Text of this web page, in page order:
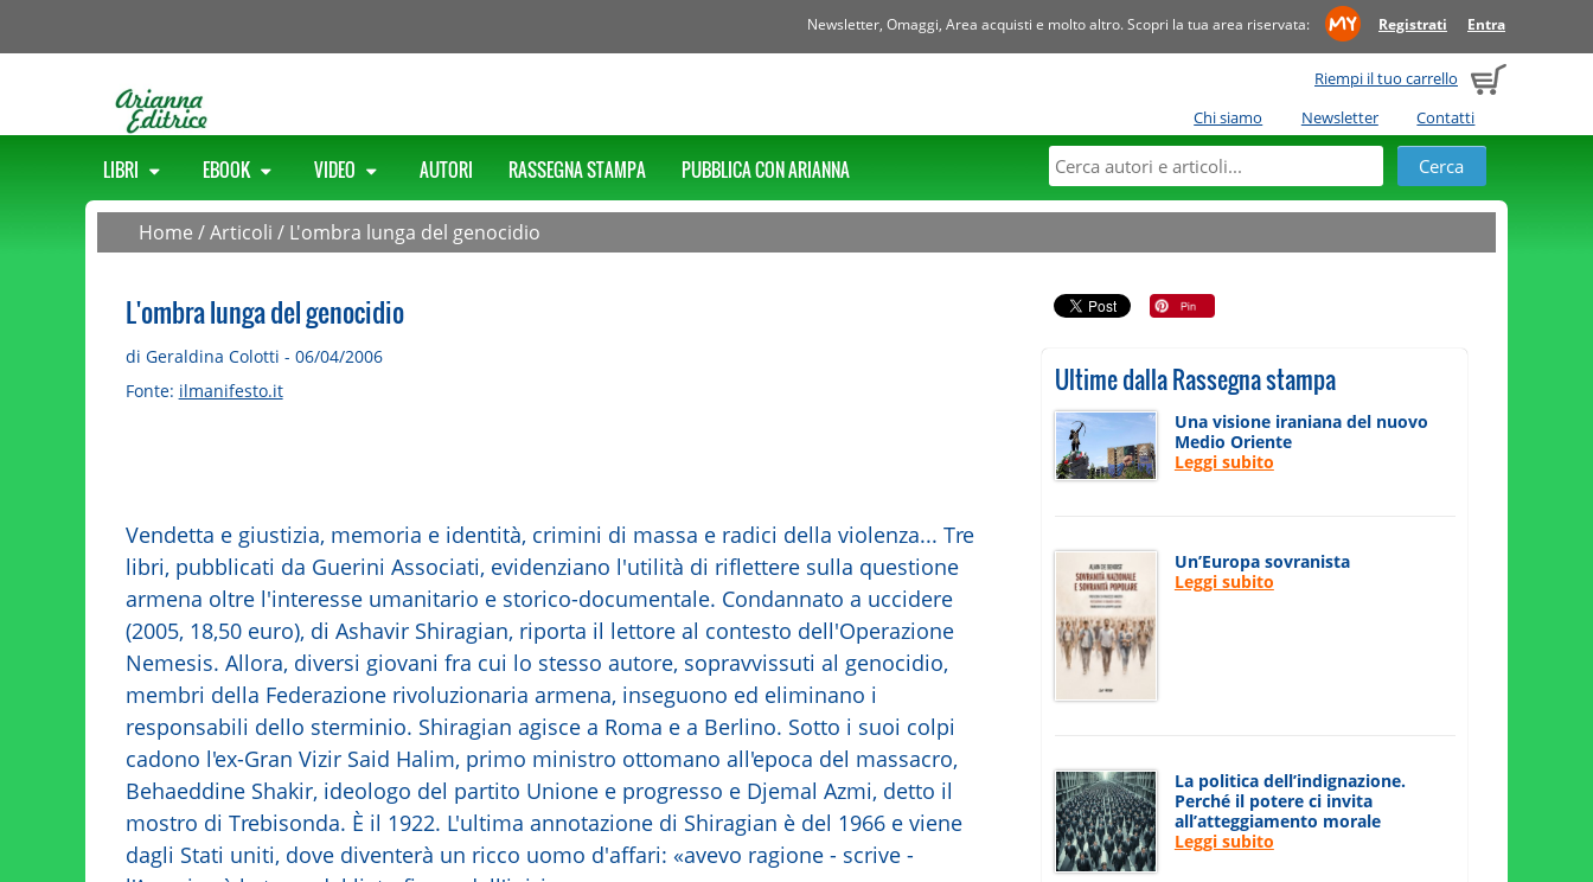
Newsletter, Omaggi, Area acquisti e molto altro. Scopri la tua area riservata: Registrati Entra
Riempi il tuo carrello
Chi siamo
Newsletter Contatti
LIBRI EBOOK VIDEO AUTORI RASSEGNA STAMPA PUBBLICA CON ARIANNA
Home /Articoli / L'ombra lunga del genocidio
L'ombra lunga del genocidio
di Geraldina Colotti - 06/04/2006
Fonte: ilmanifesto.it
Vendetta e giustizia, memoria e identità, crimini di massa e radici della violenza... Tre
libri, pubblicati da Guerini Associati, evidenziano l'utilità di riflettere sulla questione
armena oltre l'interesse umanitario e storico-documentale. Condannato a uccidere
(2005, 18,50 euro), di Ashavir Shiragian, riporta il lettore al contesto dell'Operazione
Nemesis. Allora, diversi giovani fra cui lo stesso autore, sopravvissuti al genocidio,
membri della Federazione rivoluzionaria armena, inseguono ed eliminano i
responsabili dello sterminio. Shiragian agisce a Roma e a Berlino. Sotto i suoi colpi
cadono l'ex-Gran Vizir Said Halim, primo ministro ottomano all'epoca del massacro,
Behaeddine Shakir, ideologo del partito Unione e progresso e Djemal Azmi, detto il
mostro di Trebisonda. È il 1922. L'ultima annotazione di Shiragian è del 1966 e viene
dagli Stati uniti, dove diventerà un ricco uomo d'affari: «avevo ragione - scrive -
Ultime dalla Rassegna stampa
Una visione iraniana del nuovo
Medio Oriente
Leggi subito
Un’Europa sovranista
Leggi subito
La politica dell’indignazione.
Perché il potere ci invita
all’atteggiamento morale
Leggi subito